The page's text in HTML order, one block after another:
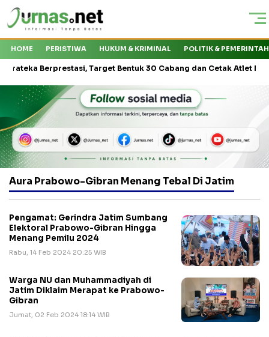
HOME PERISTIWA HUKUM & KRIMINAL POLITIK &
Berprestasi, Target Bentuk 30 Cabang dan Cetak Atlet Nasional
Aura Prabowo-Gibran Menang Tebal Di Jatim
Pengamat: Gerindra Jatim Sumbang
Elektoral Prabowo-Gibran Hingga
Menang Pemilu 2024
Rabu, 14 Feb 2024 20:25 WIB
Warga NU dan Muhammadiyah di
Jatim Diklaim Merapat ke Prabowo-
Gibran
Jumat, 02 Feb 2024 18:14 WIB